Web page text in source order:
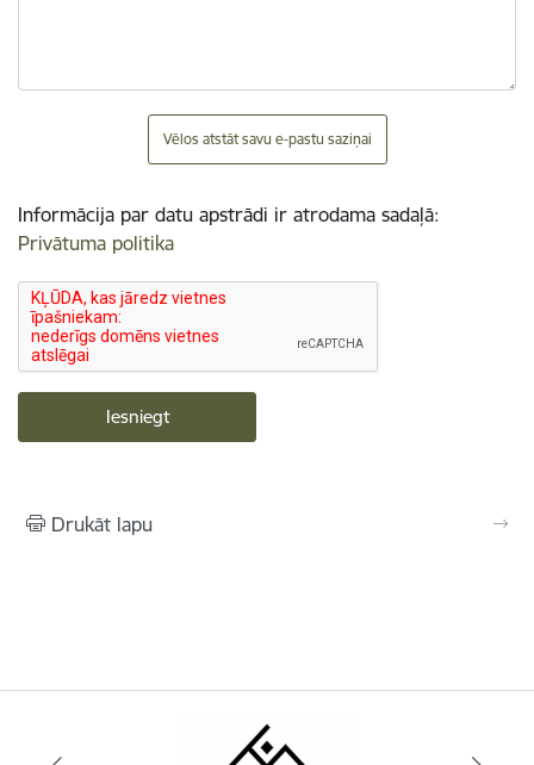
Vēlos atstāt savu e-pastu saziņai
Informācija par datu apstrādi ir atrodama sadaļā:
Privātuma politika
Drukāt lapu